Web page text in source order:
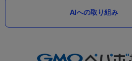
AIへの取り組み